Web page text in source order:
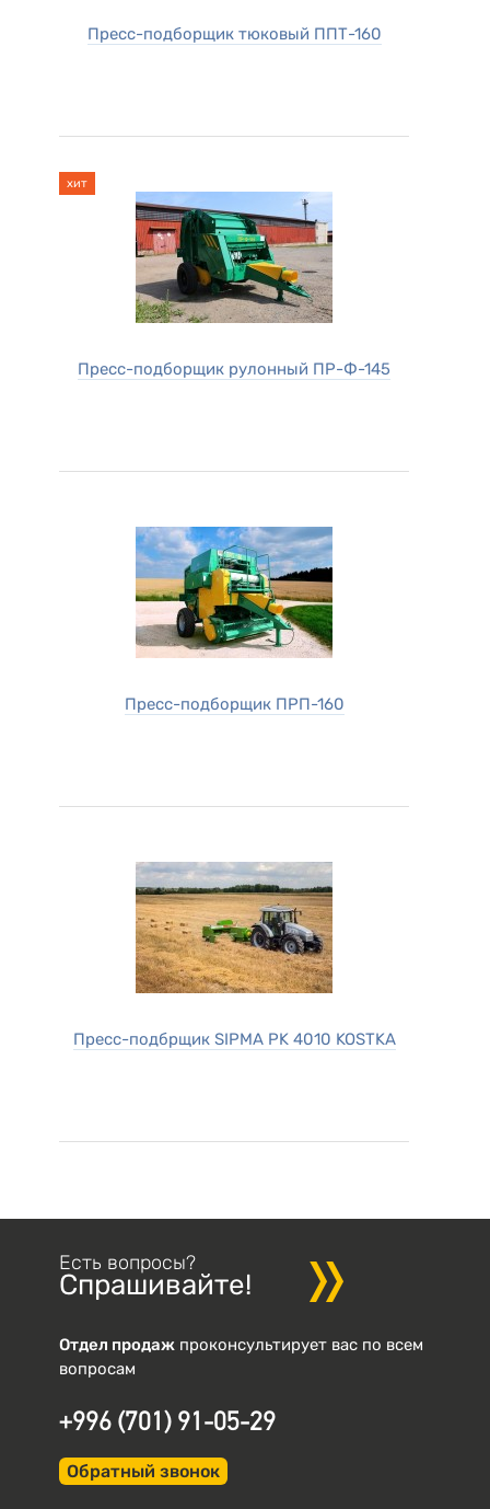
Пресс-подборщик тюковый ППТ-160
Пресс-подборщик рулонный ПР-Ф-145
хит
Пресс-подборщик ПРП-160
Пресс-подбрщик SIPMA PK 4010 KOSTKA
Есть вопросы?
Спрашивайте!
Отдел продаж проконсультирует вас по всем
вопросам
+996 (701) 91-05-29
Обратный звонок